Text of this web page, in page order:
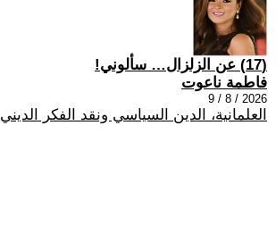
(17) عن الزلزال… سألوني!
فاطمة ناعوت
2026 / 8 / 9
العلمانية، الدين السياسي ونقد الفكر الديني